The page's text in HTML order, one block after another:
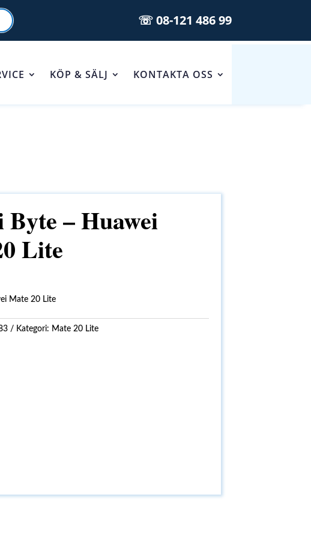
☏ 08-121 486 99
KÖP & SÄLJ KONTAKTA OSS
– Huawei
Lite
Mate 20 Lite
Kategori: Mate 20 Lite